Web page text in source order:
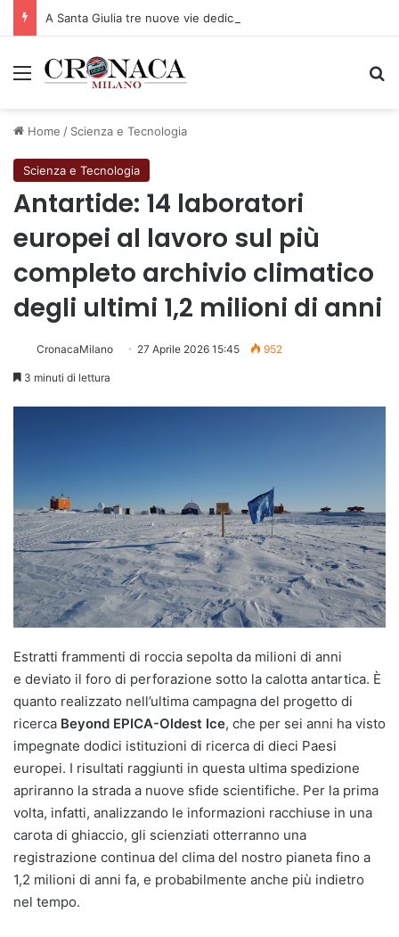
Menu
Home / Scienza e Tecnologia
Scienza e Tecnologia
Antartide: 14 laboratori
europei al lavoro sul più
completo archivio climatico
degli ultimi 1,2 milioni di anni
CronacaMilano 27 Aprile 2026 15:45 952
3 minuti di lettura
Estratti frammenti di roccia sepolta da milioni di anni
e deviato il foro di perforazione sotto la calotta antartica. È
quanto realizzato nell’ultima campagna del progetto di
ricerca Beyond EPICA-Oldest Ice, che per sei anni ha visto
impegnate dodici istituzioni di ricerca di dieci Paesi
europei. I risultati raggiunti in questa ultima spedizione
apriranno la strada a nuove sfide scientifiche. Per la prima
volta, infatti, analizzando le informazioni racchiuse in una
carota di ghiaccio, gli scienziati otterranno una
registrazione continua del clima del nostro pianeta fino a
1,2 milioni di anni fa, e probabilmente anche più indietro
nel tempo.